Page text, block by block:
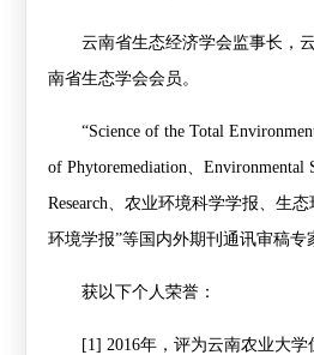
云南省生态经济学会监事长，
南省生态学会会员。
“Science of the Total
of Phytoremediation
Environmental
Research
农业环境科学学报、生
环境学报”等国内外期刊通讯审稿专
获以下个人荣誉：
[1] 2016年，评为云南农业大学